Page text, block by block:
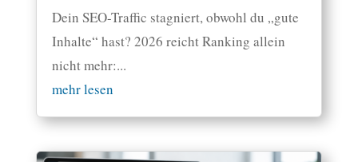
Dein SEO-Traffic stagniert, obwohl du „gute
Inhalte“ hast? 2026 reicht Ranking allein
nicht mehr:...
mehr lesen